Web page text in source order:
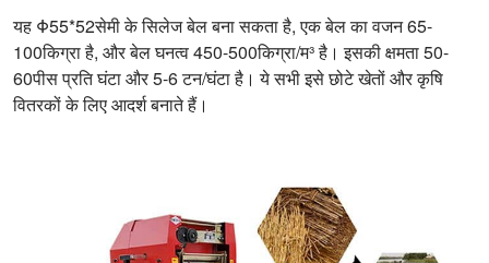
यह Φ55*52सेमी के सिलेज बेल बना सकता है, एक बेल का वजन 65-
100किग्रा है, और बेल घनत्व 450-500किग्रा/म³ है। इसकी क्षमता 50-
60पीस प्रति घंटा और 5-6 टन/घंटा है। ये सभी इसे छोटे खेतों और कृषि
वितरकों के लिए आदर्श बनाते हैं।